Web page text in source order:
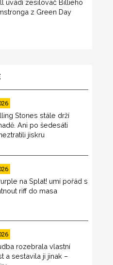
uvádí zesilovač Billieho
z Green Day
Stones stále drží
Ani po šedesáti
jiskru
na Splat! umí pořád s
riff do masa
rozebrala vlastní
a sestavila ji jinak –